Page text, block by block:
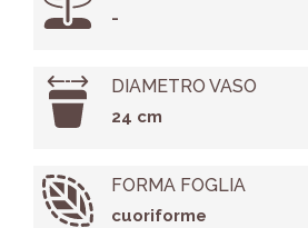
-
DIAMETRO VASO
24 cm
FORMA FOGLIA
cuoriforme